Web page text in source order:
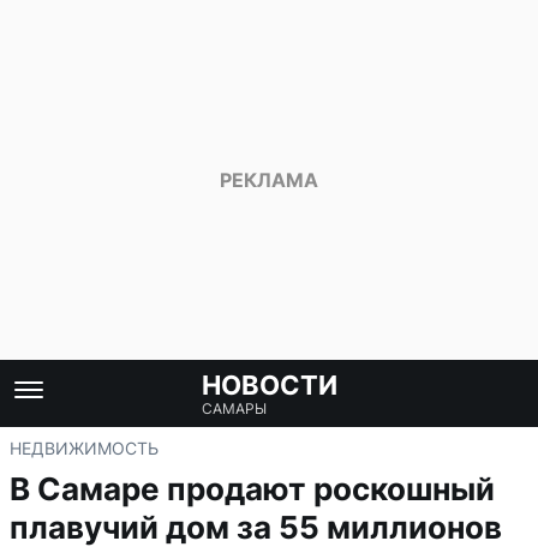
НОВОСТИ
САМАРЫ
НЕДВИЖИМОСТЬ
В Самаре продают роскошный
плавучий дом за 55 миллионов